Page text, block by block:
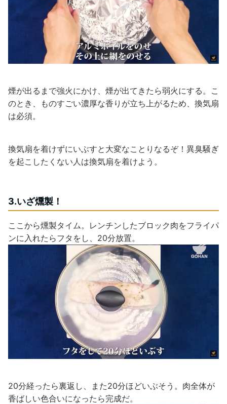
煙が出るまで強火にかけ、煙が出てきたら弱火にする。こ
のとき、ものすごい濃厚な香りが立ち上がるため、換気扇
は必須。
換気扇を着けずにいぶすと大変なことりなるぞ！異臭騒ぎ
を起こしたくない人は換気扇を着けよう。
3.いざ燻製！
ここから燻製タイム。レンチンしたブロック肉をフライパ
ンに入れたらフタをし、20分放置。
20分経ったら裏返し、また20分ほどいぶそう。肉全体が
香ばしい色合いになったら完成だ。